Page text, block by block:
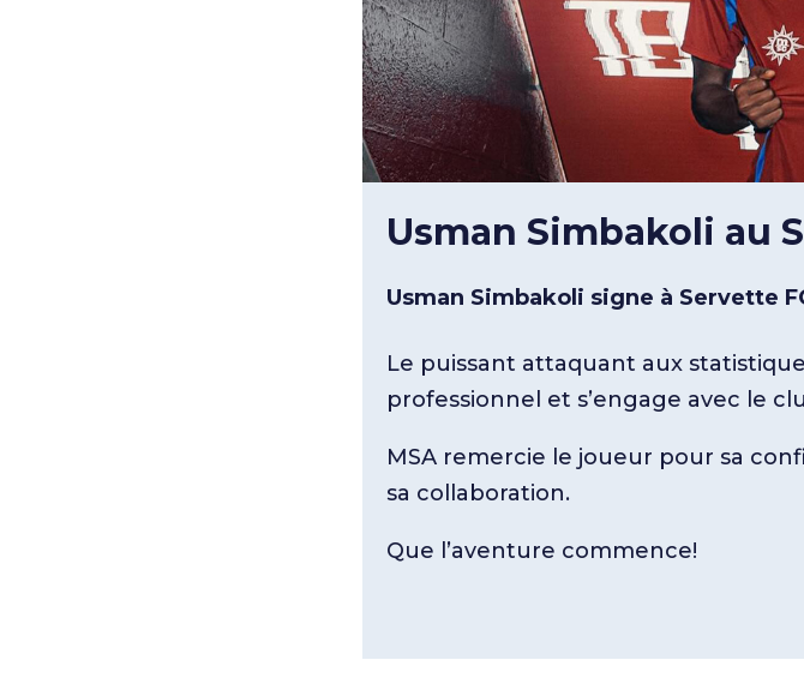
Usman Simbakoli au
Usman Simbakoli signe à Servette
Le puissant attaquant aux
professionnel et s’engage avec le
MSA remercie le joueur pour sa
sa collaboration.
Que l’aventure commence!